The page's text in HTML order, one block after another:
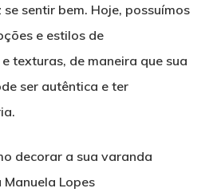
sentir bem. Hoje, possuímos
e estilos de
texturas, de maneira que sua
ser autêntica e ter
decorar a sua varanda
Lopes